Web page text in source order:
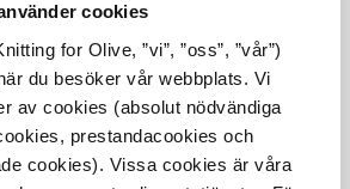
cookies
for Olive, ”vi”, ”oss”, ”vår”)
du besöker vår webbplats. Vi
av cookies (absolut nödvändiga
prestandacookies och
cookies). Vissa cookies är våra
den kommer från. På så sätt vet vi
bönder och vilka får som har
utmärkta egenskaper. Den är
Det innebär att ullen håller våra